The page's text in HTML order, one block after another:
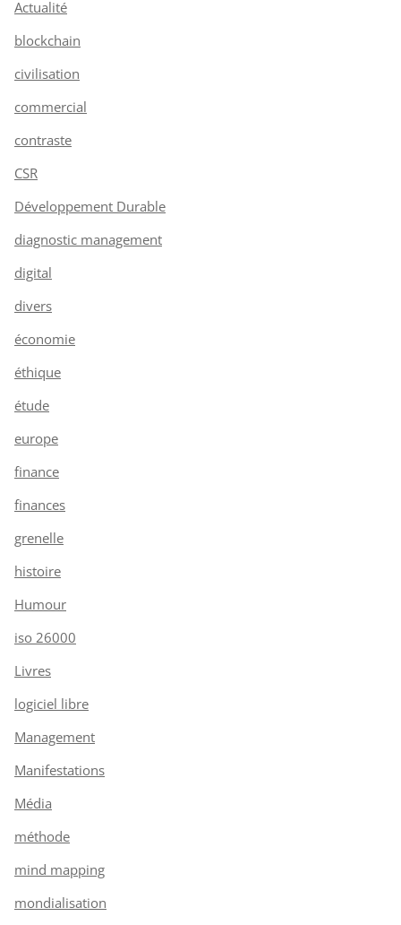
Actualité
blockchain
civilisation
commercial
contraste
CSR
Développement Durable
diagnostic management
digital
divers
économie
éthique
étude
europe
finance
finances
grenelle
histoire
Humour
iso 26000
Livres
logiciel libre
Management
Manifestations
Média
méthode
mind mapping
mondialisation